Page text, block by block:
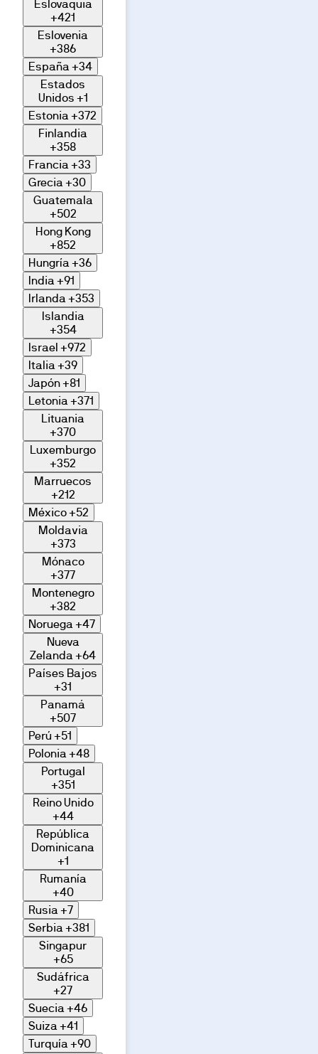
Eslovaquia
+421
Eslovenia
+386
España+34
Estados
Unidos +1
Estonia+372
Finlandia
+358
Francia+33
Grecia+30
Guatemala
+502
Hong Kong
+852
Hungría+36
India+91
Irlanda+353
Islandia
+354
Israel +972
Italia+39
Japón+81
Letonia+371
Lituania
+370
Luxemburgo
+352
Marruecos
+212
México+52
Moldavia
+373
Mónaco
+377
Montenegro
+382
Noruega+47
Nueva
Zelanda+64
Países Bajos
+31
Panamá
+507
Perú +51
Polonia+48
Portugal
+351
Reino Unido
+44
República
Dominicana
+1
Rumanía
+40
Rusia+7
Serbia+381
Singapur
+65
Sudáfrica
+27
Suecia+46
Suiza+41
Turquía+90
expresamente.
imágenes
pueden
exactitud
dimensiones,
acabados,
equipamientos.
información
características
concretarán
documentación
contractual
calidades;
cualquier
variación,
responderá
exigencias
urbanísticas.
Exterior
espacios
de esta
promoción
a través
nuestra
galería de
imágenes.